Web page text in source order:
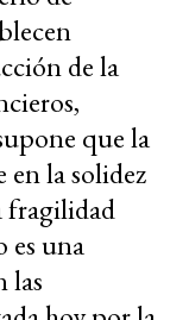
de la
que la
en la solidez
fragilidad
es una
las